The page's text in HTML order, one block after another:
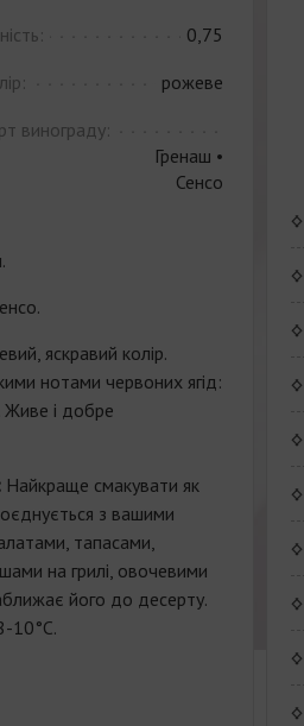
0,75
рожеве
винограду:
Гренаш •
Сенсо
яскравий колір.
нотами червоних ягід:
Живе і добре
Найкраще смакувати як
з вашими
тапасами,
на грилі, овочевими
його до десерту.
10°C.